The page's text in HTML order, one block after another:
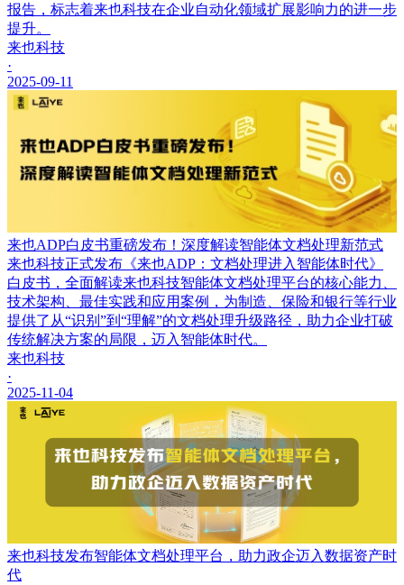
报告，标志着来也科技在企业自动化领域扩展影响力的进一步
提升。
来也科技
·
2025-09-11
来也ADP白皮书重磅发布！深度解读智能体文档处理新范式
来也科技正式发布《来也ADP：文档处理进入智能体时代》
白皮书，全面解读来也科技智能体文档处理平台的核心能力、
技术架构、最佳实践和应用案例，为制造、保险和银行等行业
提供了从“识别”到“理解”的文档处理升级路径，助力企业打破
传统解决方案的局限，迈入智能体时代。
来也科技
·
2025-11-04
来也科技发布智能体文档处理平台，助力政企迈入数据资产时
代